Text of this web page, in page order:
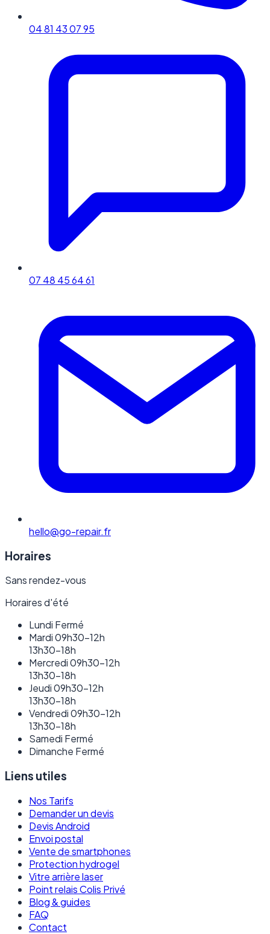
04 81 43 07 95
07 48 45 64 61
hello@go-repair.fr
Horaires
Sans rendez-vous
Horaires d'été
Lundi Fermé
Mardi09h30–12h
13h30–18h
Mercredi09h30–12h
13h30–18h
Jeudi09h30–12h
13h30–18h
Vendredi09h30–12h
13h30–18h
Samedi Fermé
Dimanche Fermé
Liens utiles
Nos Tarifs
Demander un devis
Devis Android
Envoi postal
Vente de smartphones
Protection hydrogel
Vitre arrière laser
Point relais Colis Privé
Blog & guides
FAQ
Contact